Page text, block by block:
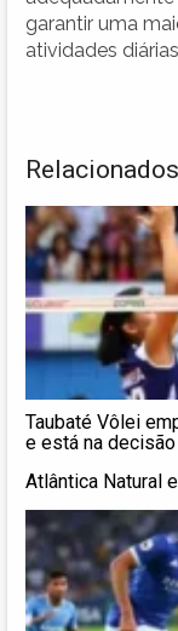
garantir uma
atividades
Relacionados
Taubaté Vôlei
e está na decisão
Atlântica Natural